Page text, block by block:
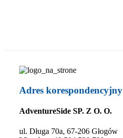
Adres korespondencyjny
AdventureSide SP. Z O. O.
ul. Długa 70a, 67-206 Głogów